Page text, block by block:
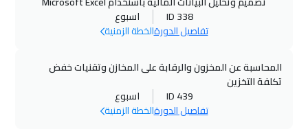
ID 338
اسبوع
تفاصيل الدورةالخطة الزمنية
المحاسبة عن المخزون والرقابة على المخازن وتقنيات خفض
تكلفة التخزين
ID 439
اسبوع
تفاصيل الدورةالخطة الزمنية